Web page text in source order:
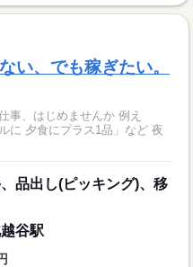
い、でも稼ぎたい。
事、はじめませんか 例え
に 夕食にプラス1品」など 夜
品出し(ピッキング)、移
谷駅